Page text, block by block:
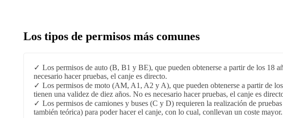
Los tipos de permisos más comunes
Los permisos de auto (B, B1 y BE), que pueden obtenerse a partir de los 18
necesario hacer pruebas, el canje es directo.
Los permisos de moto (AM, A1, A2 y A), que pueden obtenerse a partir de
tienen una validez de diez años. No es necesario hacer pruebas, el canje es
Los permisos de camiones y buses (C y D) requieren la realización de
también teórica) para poder hacer el canje, con lo cual, conllevan un coste mayor.